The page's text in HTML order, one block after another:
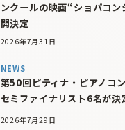
ンクールの映画“ショパコ
開決定
2026年7月31日
NEWS
第50回ピティナ・ピアノコ
セミファイナリスト6名が決
2026年7月29日